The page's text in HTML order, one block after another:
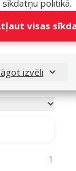
sīkdatņu politikā.
visas
izvēli
1
1
2
2
1